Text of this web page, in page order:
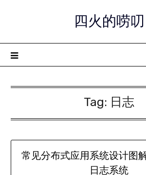
四火的唠叨
Tag: 日志
常见分布式应用系统设计图
日志系统